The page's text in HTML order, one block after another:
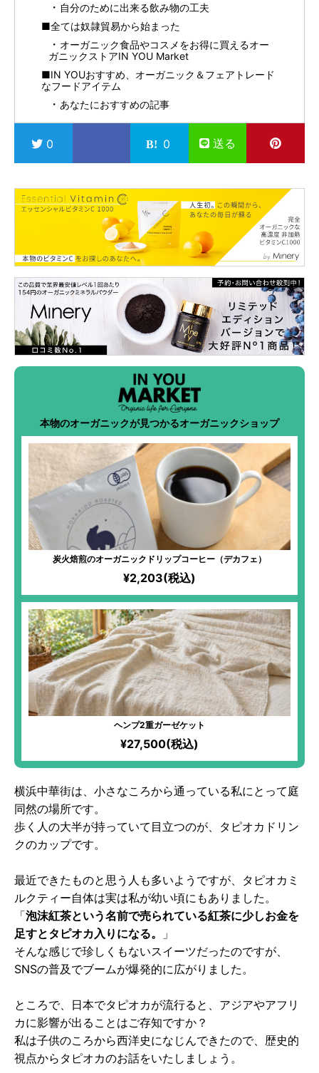
自分のために出来る飲み物の工夫
■全ては奴隷貿易から始まった
オーガニック食品やコスメをお得に買えるオー
ガニックストアIN YOU Market
■IN YOUおすすめ、オーガニック＆フェアトレード
なフードアイテム
あなたにおすすめの記事
0 0 送る
本物のオーガニックが見つかるオーガニックショップ
炭火焙煎のオーガニックドリップコーヒー（デカフェ）
¥2,203(税込)
ヘンプ2重ガーゼケット
¥27,500(税込)
横浜中華街は、小さなころから通っている私にとって庭
同然の場所です。
歩く人の大半が持っていて目立つのが、タピオカドリン
クのカップです。
最近できたものと思う人も多いようですが、タピオカミ
ルクティー自体は実は私が幼い頃にもありました。
「泡沫紅茶という名前で売られている紅茶に少しお金を
足すとタピオカ入りになる。
」
そんな感じで珍しくもないスイーツだったのですが、
SNSの普及でブームが爆発的に広がりました。
ところで、日本でタピオカが流行ると、アジアやアフリ
カに影響が出ることはご存知ですか？
私は子供のころから西洋史になじんできたので、歴史的
視点からタピオカのお話をいたしましょう。